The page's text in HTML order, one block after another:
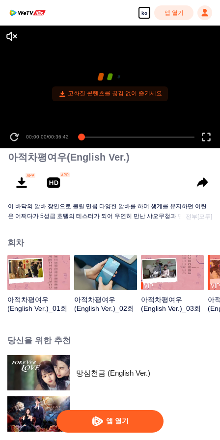
ko 앱 열기
앱 열기
고화질 콘텐츠를 끊김 없이 즐기세요
00:00:00/00:36:42
아적차평여우(English Ver.)
이 바닥의 알바 장인으로 불릴 만큼 다양한 알바를 하며 생계를 유지하던 이란
은 어쩌다가 5성급 호텔의 테스터가 되어 우연히 만난 샤오무청과 만나기만 하
경영상 문제에도 직면하게 되었으나 두 사람은 합심하여 호텔 위기를 해결해 나
간다. 서로 다른 세상을 살던 남녀의 우당탕 에피소드, 거듭되는 모순과 다툼 속
에서 왠지 모르게 자꾸만 가까워지는 두 사람…
전부[모두]
회차
아적차평여우
(English Ver.)_01회
아적차평여우
(English Ver.)_02회
VIP
아적차평여우
(English Ver.)_03회
VIP
아
당신을 위한 추천
망심천금 (English Ver.)